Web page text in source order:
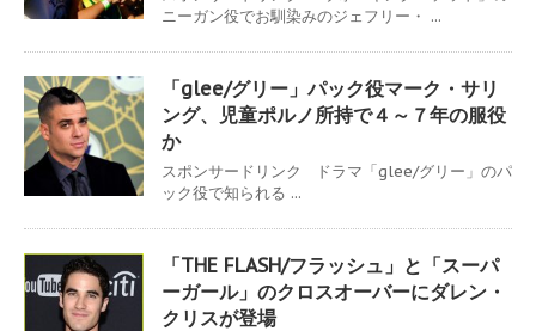
ニーガン役でお馴染みのジェフリー・ ...
「glee/グリー」パック役マーク・サリ
ング、児童ポルノ所持で４～７年の服役
か
スポンサードリンク ドラマ「glee/グリー」のパ
ック役で知られる ...
「THE FLASH/フラッシュ」と「スーパ
ーガール」のクロスオーバーにダレン・
クリスが登場